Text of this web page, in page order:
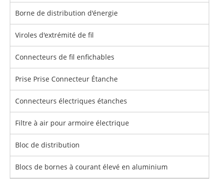
Borne de distribution d'énergie
Viroles d'extrémité de fil
Connecteurs de fil enfichables
Prise Prise Connecteur Étanche
Connecteurs électriques étanches
Filtre à air pour armoire électrique
Bloc de distribution
Blocs de bornes à courant élevé en aluminium